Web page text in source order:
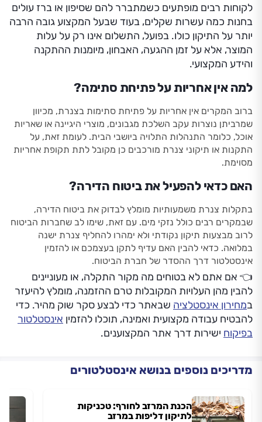
לקוחות רבים מופתעים כשמתברר להם שסיפון או ברז עולים
בחנות כמה עשרות שקלים, בעוד שבעל המקצוע גובה הרבה
יותר על התיקון כולו. בפועל, התשלום אינו רק על עלות
המוצר, אלא על זמן ההגעה, האבחון, מיומנות ההתקנה
והידע המקצועי.
למה אין אחריות על פתיחת סתימה?
ברוב המקרים אין אחריות על פתיחת סתימות בצנרת, מכיוון
שמרביתן נוצרות עקב השלכת מגבונים, מוצרי היגיינה או שאריות
אוכל, כלומר התנהלות התלויה ביושבי הבית. לעומת זאת, על
התקנות או תיקוני צנרת מורכבים כן מקובל לתת תקופת אחריות
מסוימת.
האם כדאי להפעיל את ביטוח הדירה?
בתקלות צנרת משמעותיות מומלץ לבדוק את ביטוח הדירה,
שבמקרים רבים כולל נזקי מים. עם זאת, שימו לב שחברות הביטוח
לרוב מבצעות תיקון נקודתי ולא ימהרו להחליף צנרת ישנה
במלואה. כדאי להבין האם עדיף לתקן בעצמכם או להזמין
אינסטלטור דרך ההסדר של חברת הביטוח.
👈 אם אתם לא בטוחים מה מקור התקלה, או מעוניינים
להבין מהן העלויות המקובלות טרם ההזמנה, מומלץ להיעזר
במחירון אינסטלציה שבאתר כדי לבצע סקר שוק מהיר. כדי
להבטיח עבודה מקצועית ואמינה, תוכלו להזמין אינסטלטור
בפיקוח ישירות דרך אתר המקצוענים.
מדריכים נוספים בנושא אינסטלטורים
הכנת המרזב לחורף: טכניקות
לתיקון דליפות במרזב